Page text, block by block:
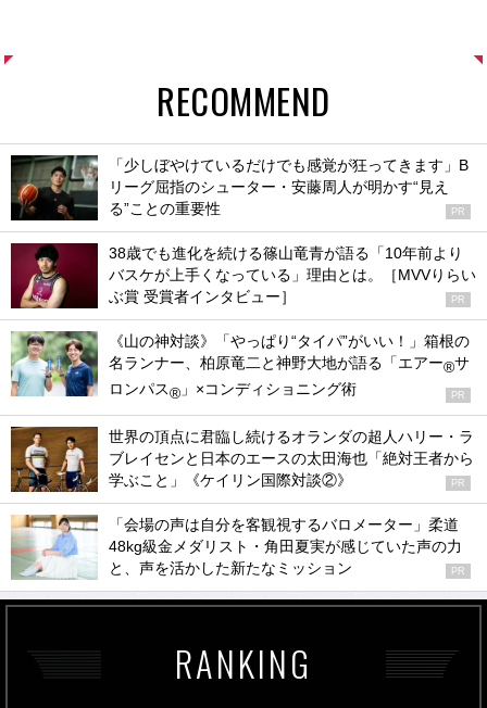
RECOMMEND
「少しぼやけているだけでも感覚が狂ってきます」B
リーグ屈指のシューター・安藤周人が明かす“見え
る”ことの重要性
PR
38歳でも進化を続ける篠山竜青が語る「10年前より
バスケが上手くなっている」理由とは。［MVVりらい
ぶ賞 受賞者インタビュー］
PR
《山の神対談》「やっぱり“タイパ”がいい！」箱根の
名ランナー、柏原竜二と神野大地が語る「エアー®サ
ロンパス® 」×コンディショニング術 PR
世界の頂点に君臨し続けるオランダの超人ハリー・ラ
ブレイセンと日本のエースの太田海也「絶対王者から
学ぶこと」《ケイリン国際対談②》
PR
「会場の声は自分を客観視するバロメーター」柔道
48kg級金メダリスト・角田夏実が感じていた声の力
と、声を活かした新たなミッション
PR
RANKING